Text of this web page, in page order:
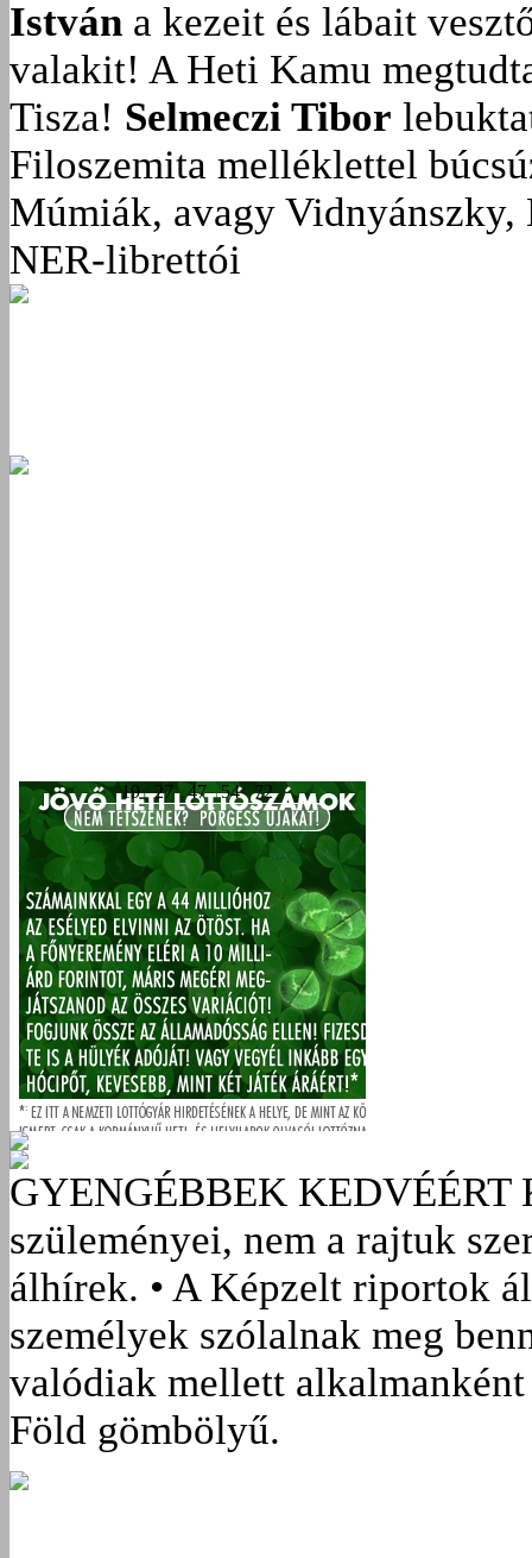
István a kezeit és lábait
valakit! A Heti Kamu
Tisza! Selmeczi Tibor
Filoszemita melléklettel
Múmiák, avagy Vidnyánszky,
NER-librettói
GYENGÉBBEK KEDVÉÉRT
szüleményei, nem a rajtuk
álhírek. • A Képzelt riportok
személyek szólalnak meg
valódiak mellett
Föld gömbölyű.